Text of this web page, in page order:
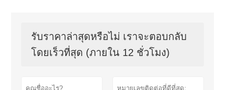
รับราคาล่าสุดหรือไม่ เราจะตอบกลับ
โดยเร็วที่สุด (ภายใน 12 ชั่วโมง)